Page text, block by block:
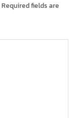
Required fields are